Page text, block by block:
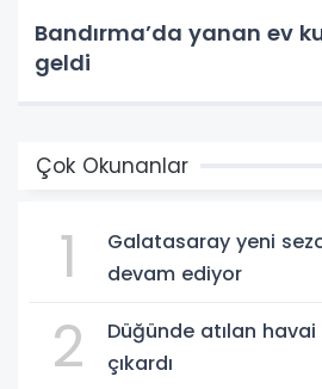
Bandırma’da yanan ev
geldi
Çok Okunanlar
1
Galatasaray yeni
devam ediyor
2
Düğünde atılan havai
çıkardı